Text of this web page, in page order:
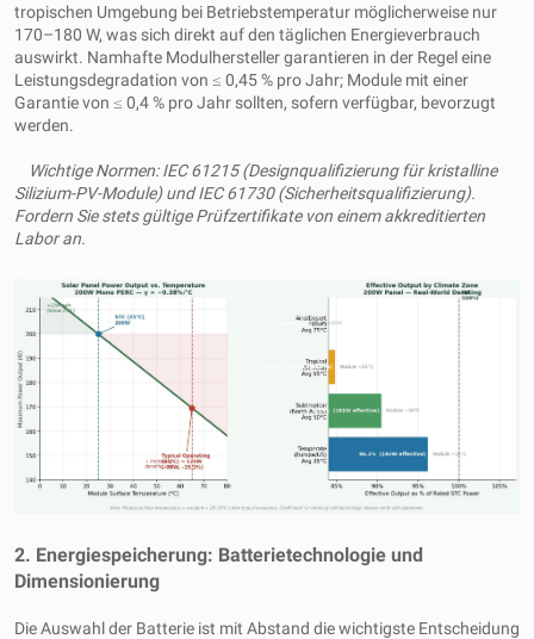
tropischen Umgebung bei Betriebstemperatur möglicherweise nur
170–180 W, was sich direkt auf den täglichen Energieverbrauch
auswirkt. Namhafte Modulhersteller garantieren in der Regel eine
Leistungsdegradation von ≤ 0,45 % pro Jahr; Module mit einer
Garantie von ≤ 0,4 % pro Jahr sollten, sofern verfügbar, bevorzugt
werden.
Wichtige Normen: IEC 61215 (Designqualifizierung für kristalline
Silizium-PV-Module) und IEC 61730 (Sicherheitsqualifizierung).
Fordern Sie stets gültige Prüfzertifikate von einem akkreditierten
Labor an.
2. Energiespeicherung: Batterietechnologie und
Dimensionierung
Die Auswahl der Batterie ist mit Abstand die wichtigste Entscheidung